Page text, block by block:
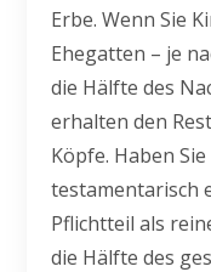
Erbe. Wenn Sie
Ehegatten – je
die Hälfte des
erhalten den
Köpfe. Haben
testamentarisch
Pflichtteil als
die Hälfte des